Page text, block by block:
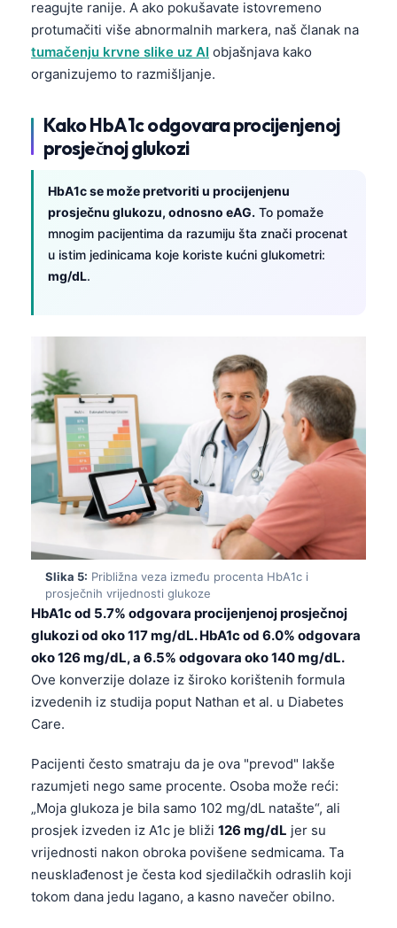
reagujte ranije. A ako pokušavate istovremeno
protumačiti više abnormalnih markera, naš članak na
tumačenju krvne slike uz AI objašnjava kako
organizujemo to razmišljanje.
Kako HbA1c odgovara procijenjenoj
prosječnoj glukozi
HbA1c se može pretvoriti u procijenjenu
prosječnu glukozu, odnosno eAG. To pomaže
mnogim pacijentima da razumiju šta znači procenat
u istim jedinicama koje koriste kućni glukometri:
mg/dL.
Slika 5: Približna veza između procenta HbA1c i
prosječnih vrijednosti glukoze
HbA1c od 5.7% odgovara procijenjenoj prosječnoj
glukozi od oko 117 mg/dL. HbA1c od 6.0% odgovara
oko 126 mg/dL, a 6.5% odgovara oko 140 mg/dL.
Ove konverzije dolaze iz široko korištenih formula
izvedenih iz studija poput Nathan et al. u Diabetes
Care.
Pacijenti često smatraju da je ova "prevod" lakše
razumjeti nego same procente. Osoba može reći:
„Moja glukoza je bila samo 102 mg/dL natašte“, ali
prosjek izveden iz A1c je bliži 126 mg/dL jer su
vrijednosti nakon obroka povišene sedmicama. Ta
neusklađenost je česta kod sjedilačkih odraslih koji
tokom dana jedu lagano, a kasno navečer obilno.
Татар теле
Беларуская мова
Esperanto
Frysk
Ślōnskŏ gŏdka